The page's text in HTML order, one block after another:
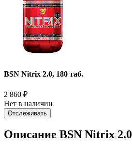
BSN Nitrix 2.0, 180 таб.
2 860 ₽
Нет в наличии
Отслеживать
Описание BSN Nitrix 2.0